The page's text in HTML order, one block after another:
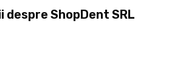
despre ShopDent SRL